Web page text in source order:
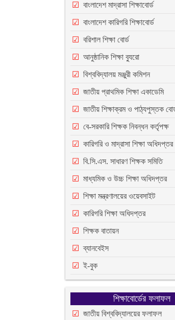
বাংলাদেশ মাদ্রাসা শিক্ষাবোর্ড
বাংলাদেশ কারিগরি শিক্ষাবোর্ড
বরিশাল শিক্ষা বোর্ড
আনুষ্ঠানিক শিক্ষা ব্যুরো
বিশ্ববিদ্যালয় মঞ্জুরী কমিশন
জাতীয় প্রাথমিক শিক্ষা একাডেমি
জাতীয় শিক্ষাক্রম ও পাঠ্যপুস্তক
বে-সরকারি শিক্ষক নিবন্ধন কর্তৃপক্ষ
কারিগরি ও মাদ্রাসা শিক্ষা অধিদপ্তর
বি.সি.এস. সাধারণ শিক্ষক সমিতি
মাধ্যমিক ও উচ্চ শিক্ষা অধিদপ্তর
শিক্ষা মন্ত্রণালয়ের ওয়েবসাইট
কারিগরি শিক্ষা অধিদপ্তর
শিক্ষক বাতায়ন
ব্যানবেইস
ই-বুক
শিক্ষাবোর্ডের ফলাফল
জাতীয় বিশ্ববিদ্যালয়ের ফলাফল